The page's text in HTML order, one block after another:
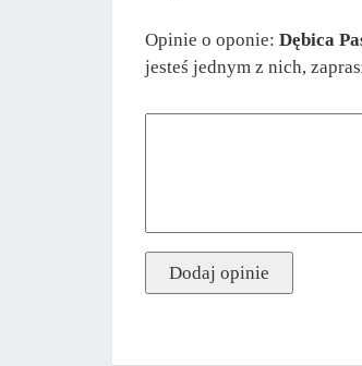
Opinie o oponie: Dębica
jesteś jednym z nich,